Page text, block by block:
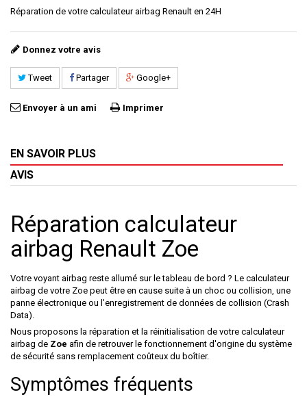
Réparation de votre calculateur airbag Renault en 24H
Donnez votre avis
Tweet Partager Google+
Envoyer à un ami Imprimer
EN SAVOIR PLUS
AVIS
Réparation calculateur
airbag Renault Zoe
Votre voyant airbag reste allumé sur le tableau de bord ? Le calculateur
airbag de votre Zoe peut être en cause suite à un choc ou collision, une
panne électronique ou l'enregistrement de données de collision (Crash
Data).
Nous proposons la réparation et la réinitialisation de votre calculateur
airbag de Zoe afin de retrouver le fonctionnement d'origine du système
de sécurité sans remplacement coûteux du boîtier.
Symptômes fréquents